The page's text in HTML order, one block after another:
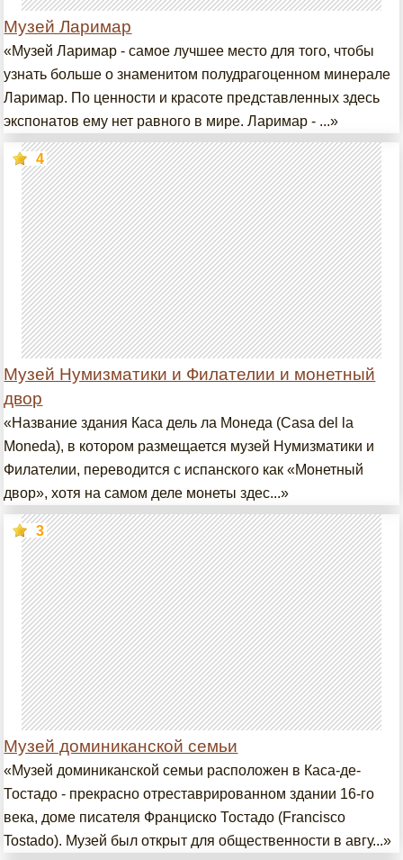
Музей Ларимар
«Музей Ларимар - самое лучшее место для того, чтобы
узнать больше о знаменитом полудрагоценном минерале
Ларимар. По ценности и красоте представленных здесь
экспонатов ему нет равного в мире. Ларимар - ...»
Музей Нумизматики и Филателии и монетный
двор
4
«Название здания Каса дель ла Монеда (Casa del la
Moneda), в котором размещается музей Нумизматики и
Филателии, переводится с испанского как «Монетный
двор», хотя на самом деле монеты здес...»
Музей доминиканской семьи
3
«Музей доминиканской семьи расположен в Каса-де-
Тостадо - прекрасно отреставрированном здании 16-го
века, доме писателя Франциско Тостадо (Francisco
Tostado). Музей был открыт для общественности в авгу...»